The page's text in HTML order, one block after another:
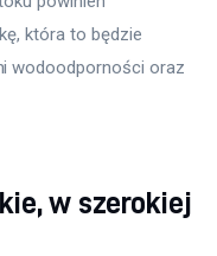
która to będzie
wodoodporności oraz
w szerokiej